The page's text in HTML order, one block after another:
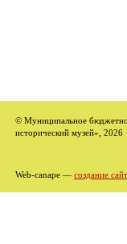
© Муниципальное
исторический музей», 2026
Web-canape — создание